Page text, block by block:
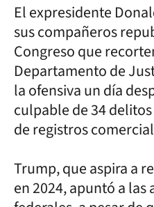
El expresidente
sus compañeros
Congreso que
Departamento de
la ofensiva un día
culpable de 34
de registros
Trump, que aspira a
en 2024, apuntó a